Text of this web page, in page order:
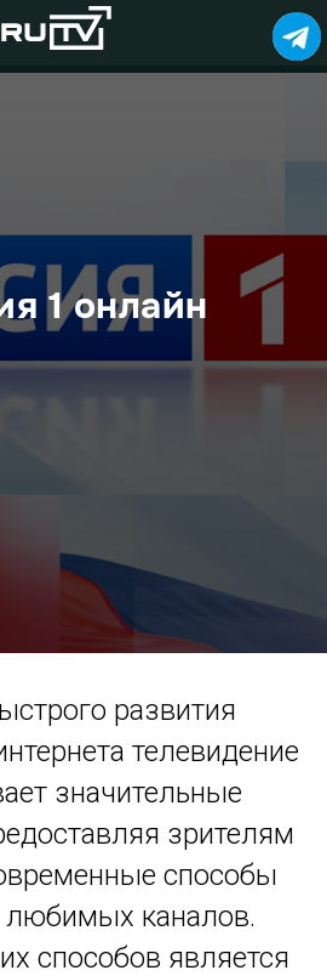
1 онлайн
развития
телевидение
значительные
зрителям
способы
любимых каналов.
способов является